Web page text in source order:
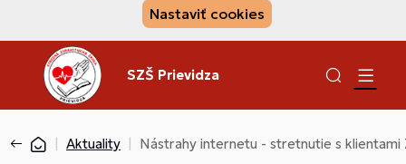
Nastaviť cookies
SZŠ Prievidza
Aktuality Nástrahy internetu - stretnutie s klientami